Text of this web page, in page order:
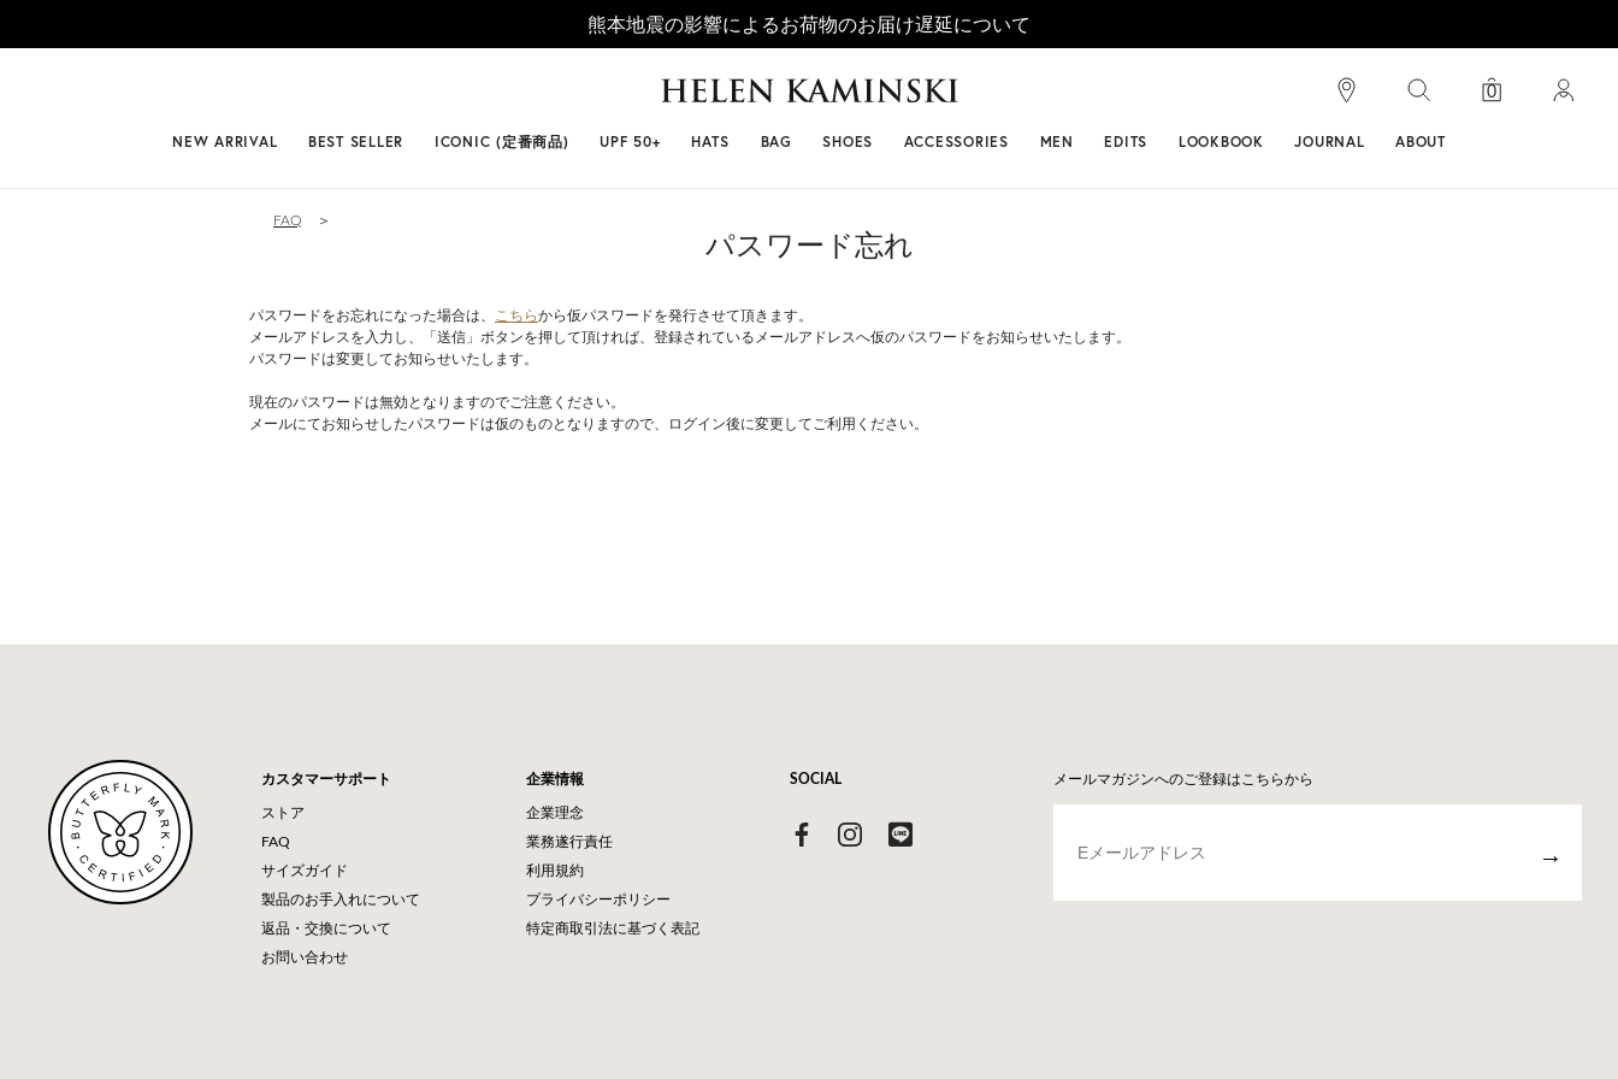
熊本地震の影響によるお荷物のお届け遅延について
#ビベット #キャップ #ビアンカ 0
NEW ARRIVAL BEST SELLER ICONIC (定番商品) UPF 50+ HATS BAG SHOES ACCESSORIES MEN EDITS LOOKBOOK JOURNAL ABOUT
FAQ ＞
パスワード忘れ
パスワードをお忘れになった場合は、 こちらから仮パスワードを発行させて頂きます。
メールアドレスを入力し、「送信」ボタンを押して頂ければ、登録されているメールアドレスへ仮のパスワードをお知らせいたします。
パスワードは変更してお知らせいたします。
現在のパスワードは無効となりますのでご注意ください。
メールにてお知らせしたパスワードは仮のものとなりますので、ログイン後に変更してご利用ください。
メールマガジンへのご登録はこちらから
→
カスタマーサポート
ストア
FAQ
サイズガイド
製品のお手入れについて
返品・交換について
お問い合わせ
企業情報
企業理念
業務遂行責任
利用規約
プライバシーポリシー
特定商取引法に基づく表記
SOCIAL